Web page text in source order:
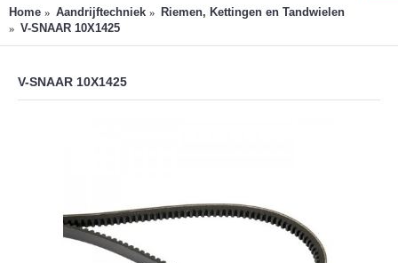
Home Aandrijftechniek
Riemen, Kettingen en Tandwielen
V-SNAAR 10X1425
V-SNAAR 10X1425